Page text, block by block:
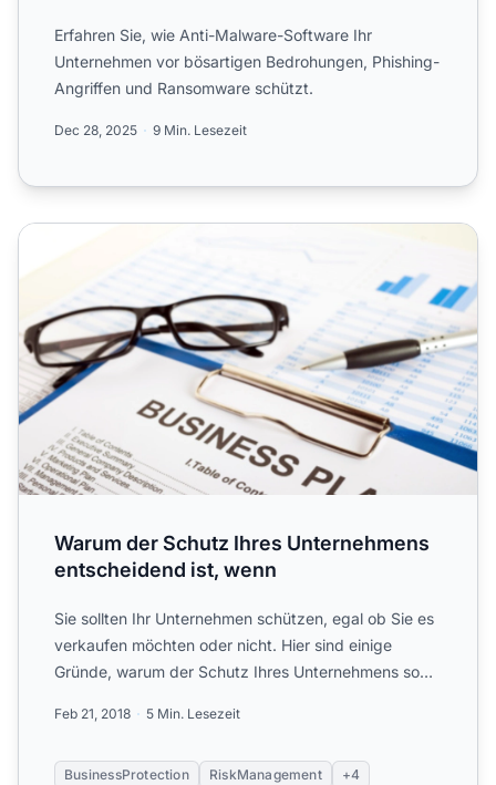
Erfahren Sie, wie Anti-Malware-Software Ihr
Unternehmen vor bösartigen Bedrohungen, Phishing-
Angriffen und Ransomware schützt.
Dec 28, 2025 9 Min. Lesezeit
Warum der Schutz Ihres Unternehmens entscheidend ist,
Warum der Schutz Ihres Unternehmens
entscheidend ist, wenn
Sie sollten Ihr Unternehmen schützen, egal ob Sie es
verkaufen möchten oder nicht. Hier sind einige
Gründe, warum der Schutz Ihres Unternehmens so
Feb 21, 2018 5 Min. Lesezeit
BusinessProtection RiskManagement +4